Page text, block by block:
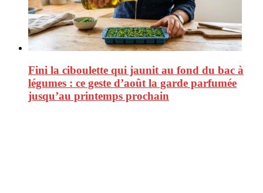
Fini la ciboulette qui jaunit au fond du bac à
légumes : ce geste d’août la garde parfumée
jusqu’au printemps prochain